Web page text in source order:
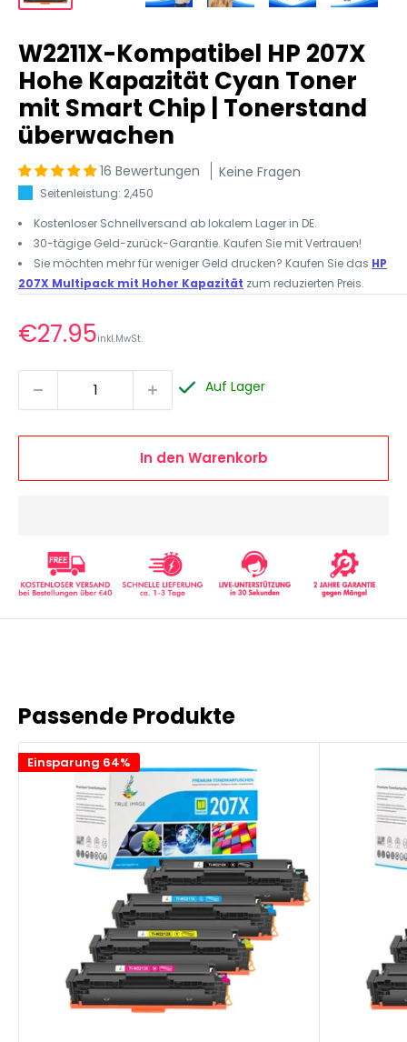
W2211X-Kompatibel HP 207X
Hohe Kapazität Cyan Toner
mit Smart Chip | Tonerstand
überwachen
16 Bewertungen Keine Fragen
Seitenleistung: 2,450
Kostenloser Schnellversand ab lokalem Lager in DE.
30-tägige Geld-zurück-Garantie. Kaufen Sie mit Vertrauen!
Sie möchten mehr für weniger Geld drucken? Kaufen Sie das HP
207X Multipack mit Hoher Kapazität zum reduzierten Preis.
Sonderpreis
€27.95inkl.MwSt.
Auf Lager
In den Warenkorb
Passende Produkte
Einsparung 64%